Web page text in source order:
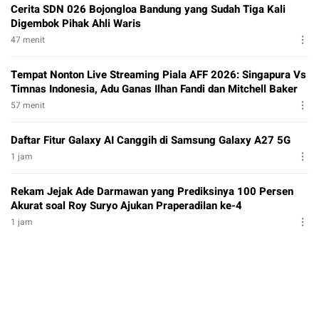
Cerita SDN 026 Bojongloa Bandung yang Sudah Tiga Kali
Digembok Pihak Ahli Waris
47 menit
Tempat Nonton Live Streaming Piala AFF 2026: Singapura Vs
Timnas Indonesia, Adu Ganas Ilhan Fandi dan Mitchell Baker
57 menit
Daftar Fitur Galaxy AI Canggih di Samsung Galaxy A27 5G
1 jam
Rekam Jejak Ade Darmawan yang Prediksinya 100 Persen
Akurat soal Roy Suryo Ajukan Praperadilan ke-4
1 jam